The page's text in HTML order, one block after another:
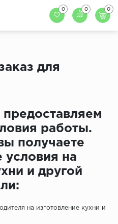
Мойки для кухни
0 0 0
для
работы.
получаете
условия на
и другой
на изготовление кухни и